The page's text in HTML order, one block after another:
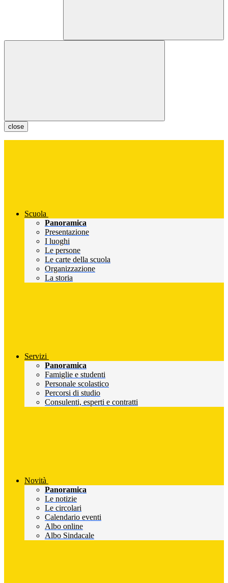
close
Scuola
Panoramica
Presentazione
I luoghi
Le persone
Le carte della scuola
Organizzazione
La storia
Servizi
Panoramica
Famiglie e studenti
Personale scolastico
Percorsi di studio
Consulenti, esperti e contratti
Novità
Panoramica
Le notizie
Le circolari
Calendario eventi
Albo online
Albo Sindacale